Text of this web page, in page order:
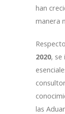
han
manera
2020, se
las